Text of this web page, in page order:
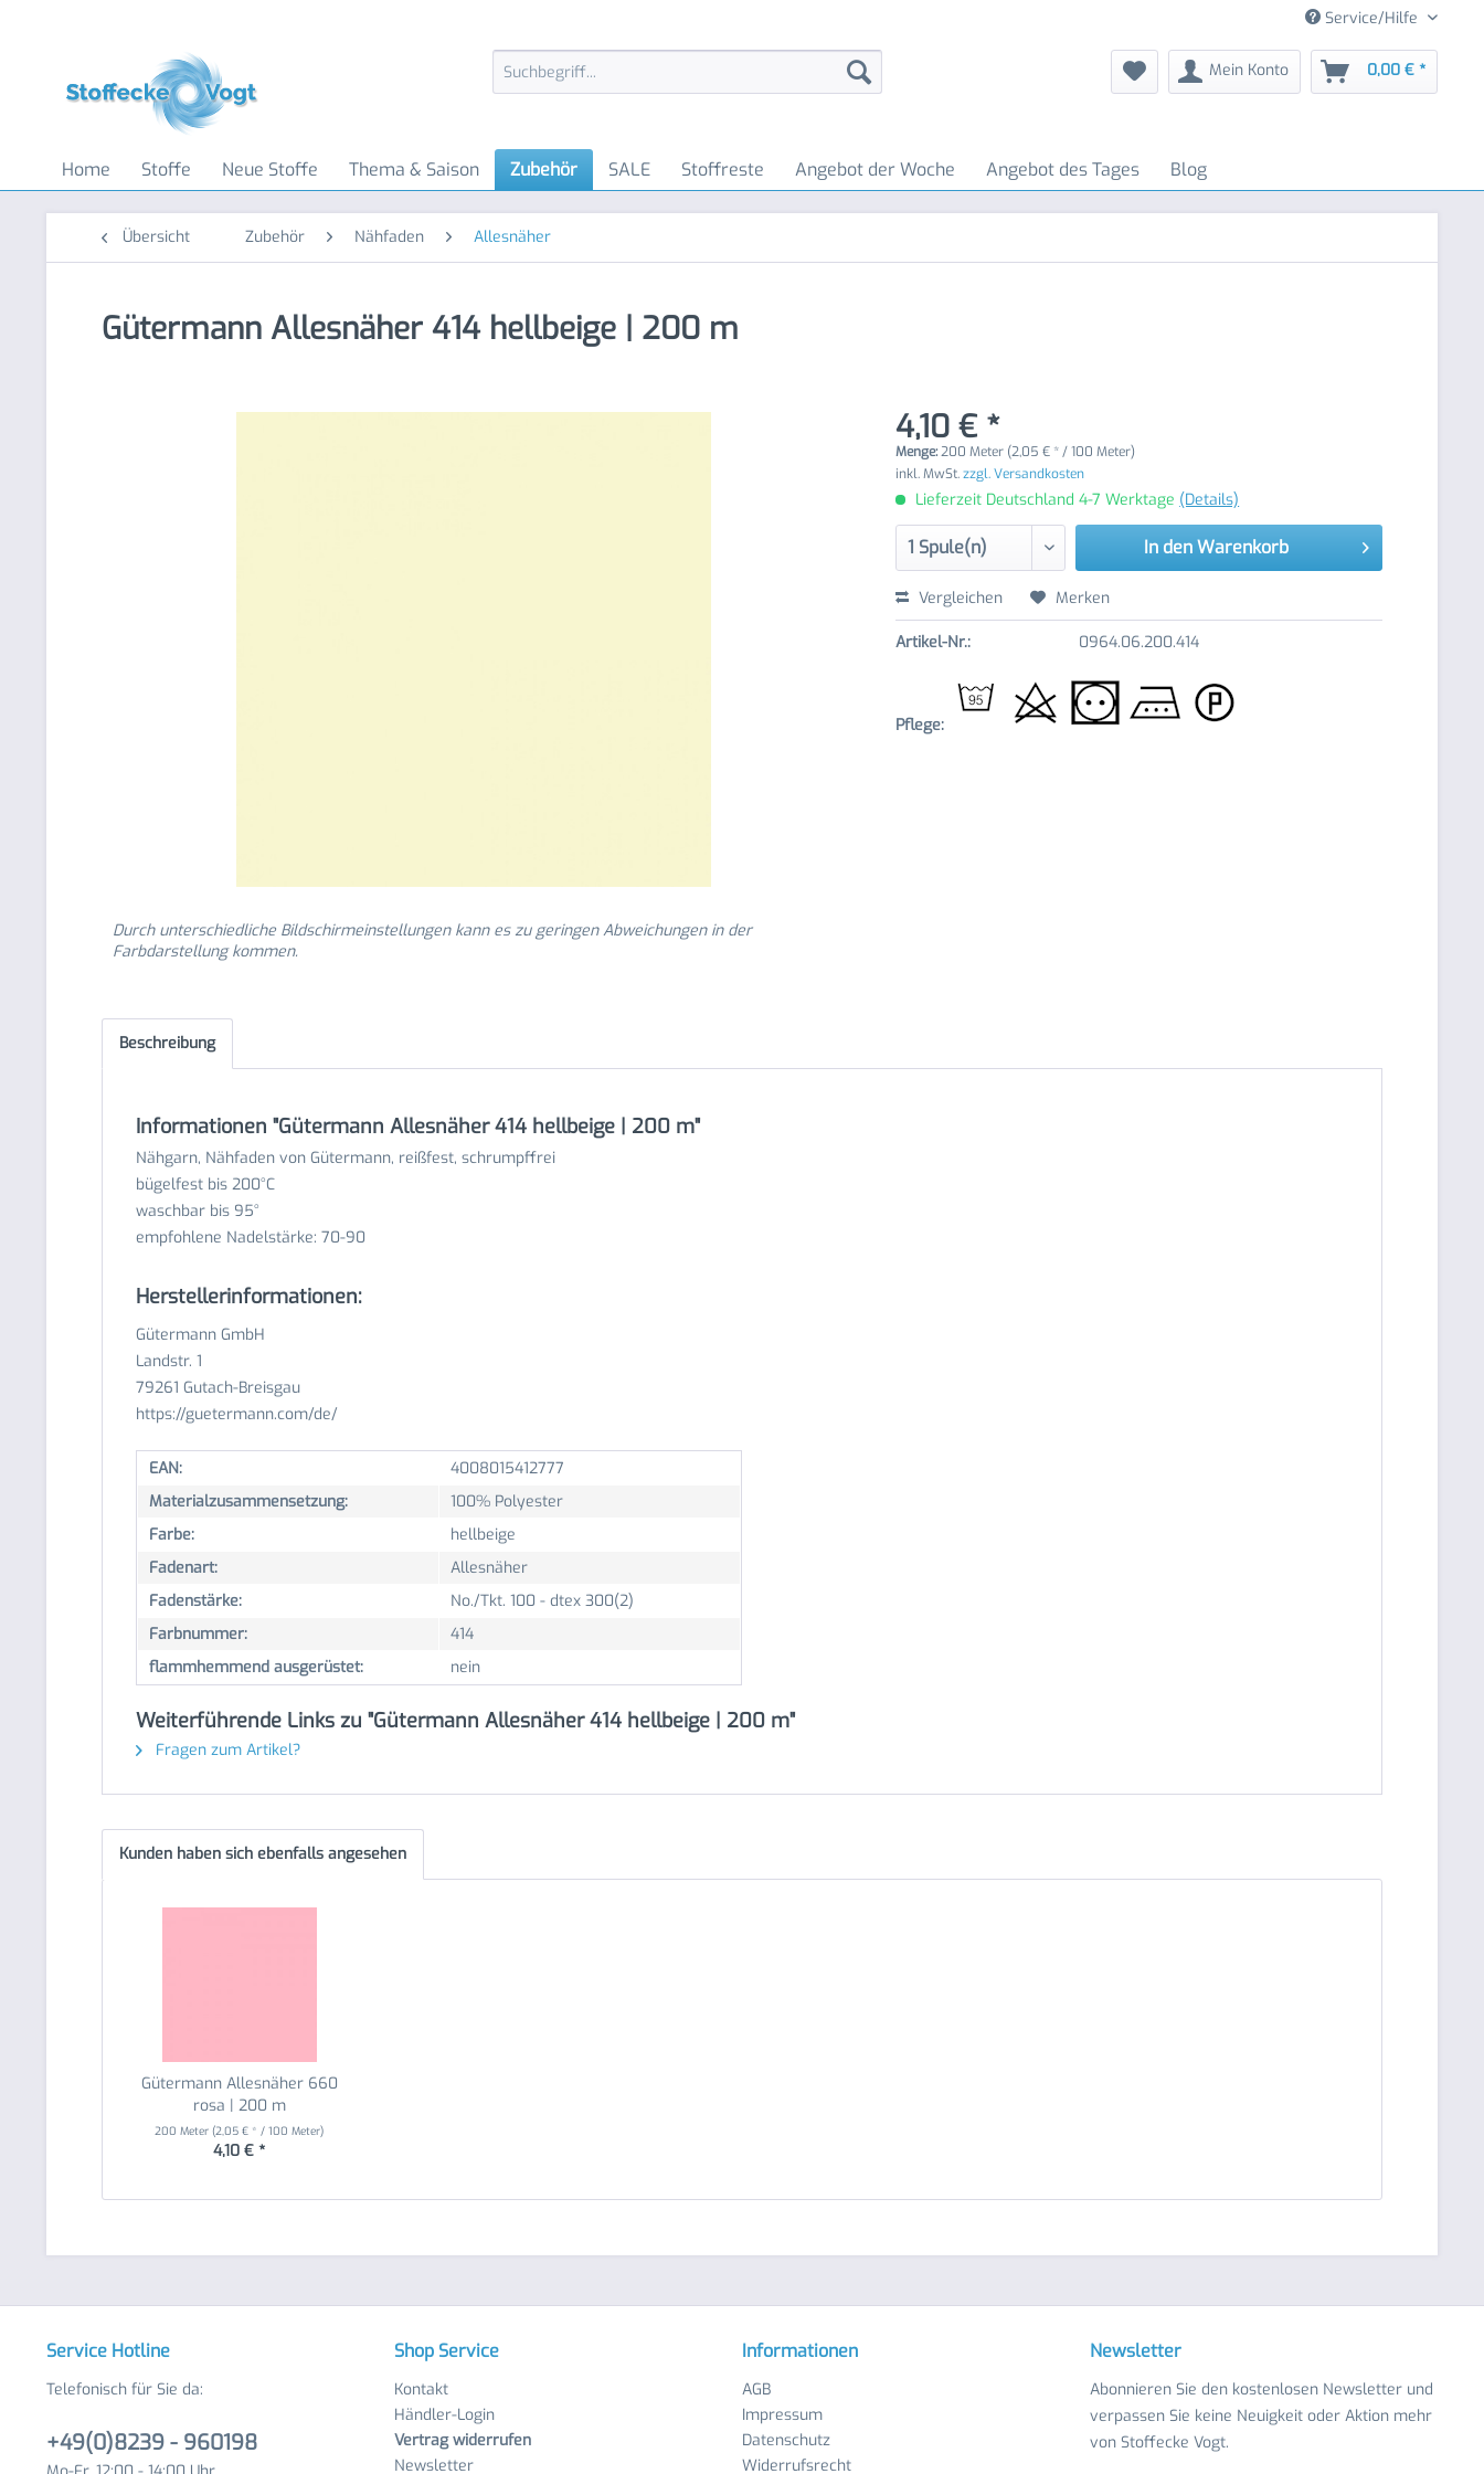
Service/Hilfe
Mein Konto 0,00 € *
Home Stoffe Neue Stoffe Thema & Saison Zubehör SALE Stoffreste Angebot der Woche Angebot des Tages Blog
Übersicht Zubehör Nähfaden Allesnäher
Gütermann Allesnäher 414 hellbeige | 200 m
Durch unterschiedliche Bildschirmeinstellungen kann es zu geringen Abweichungen in der
Farbdarstellung kommen.
4,10 € *
Menge:200 Meter (2,05 € * / 100 Meter)
inkl. MwSt.zzgl. Versandkosten
Lieferzeit Deutschland 4-7 Werktage (Details)
In den Warenkorb
Vergleichen Merken
Artikel-Nr.: 0964.06.200.414
Pflege:
Beschreibung
Informationen "Gütermann Allesnäher 414 hellbeige | 200 m"
Nähgarn, Nähfaden von Gütermann, reißfest, schrumpffrei
bügelfest bis 200°C
waschbar bis 95°
empfohlene Nadelstärke: 70-90
Herstellerinformationen:
Gütermann GmbH
Landstr. 1
79261 Gutach-Breisgau
https://guetermann.com/de/
EAN:
4008015412777
Materialzusammensetzung:
100% Polyester
Farbe:
hellbeige
Fadenart:
Allesnäher
Fadenstärke:
No./Tkt. 100 - dtex 300(2)
Farbnummer:
414
flammhemmend ausgerüstet:
nein
Weiterführende Links zu "Gütermann Allesnäher 414 hellbeige | 200 m"
Fragen zum Artikel?
Kunden haben sich ebenfalls angesehen
Gütermann Allesnäher 660
rosa | 200 m
200 Meter(2,05 € * / 100 Meter)
4,10 € *
Service Hotline
Telefonisch für Sie da:
+49(0)8239 - 960198
Shop Service
Kontakt
Händler-Login
Vertrag widerrufen
Newsletter
Informationen
AGB
Impressum
Datenschutz
Widerrufsrecht
Newsletter
Abonnieren Sie den kostenlosen Newsletter und
verpassen Sie keine Neuigkeit oder Aktion mehr
von Stoffecke Vogt.